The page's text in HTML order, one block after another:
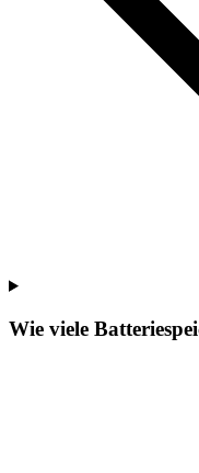
Wie viele